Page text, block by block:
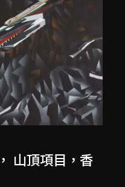
山頂項目，香